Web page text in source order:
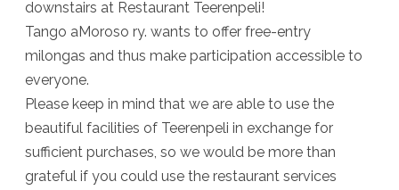
downstairs at Restaurant Teerenpeli!
Tango aMoroso ry. wants to offer free-entry
milongas and thus make participation accessible to
everyone.
Please keep in mind that we are able to use the
beautiful facilities of Teerenpeli in exchange for
sufficient purchases, so we would be more than
grateful if you could use the restaurant services